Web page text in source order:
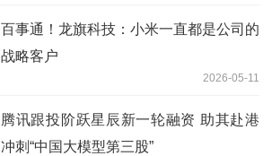
百事通！龙旗科技：小米一直都是公司的
战略客户
2026-05-11
腾讯跟投阶跃星辰新一轮融资 助其赴港
冲刺“中国大模型第三股”